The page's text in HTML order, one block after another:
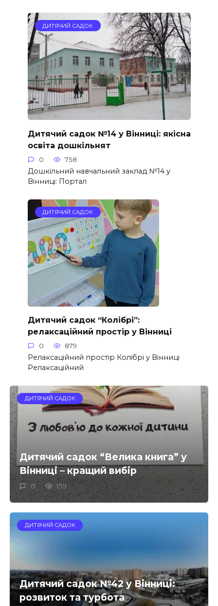
ДИТЯЧИЙ САДОК
Дитячий садок №14 у Вінниці: якісна
освіта дошкільнят
0 758
Дошкільний навчальний заклад №14 у
Вінниці: Портал
ДИТЯЧИЙ САДОК
Дитячий садок “Колібрі”:
релаксаційний простір у Вінниці
0 879
Релаксаційний простір Колібрі у Вінниці
Релаксаційний
ДИТЯЧИЙ САДОК
Дитячий садок “Велика книга” у
Вінниці – кращий вибір
0 159
ДИТЯЧИЙ САДОК
Дитячий садок №42 у Вінниці:
розвиток та турбота